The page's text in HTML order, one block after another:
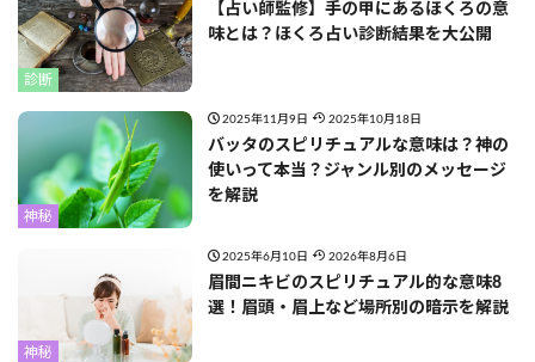
診断
【占い師監修】手の甲にあるほくろの意
味とは？ほくろ占い診断結果を大公開
神秘
2025年11月9日 2025年10月18日
バッタのスピリチュアルな意味は？神の
使いって本当？ジャンル別のメッセージ
を解説
神秘
2025年6月10日 2026年8月6日
眉間ニキビのスピリチュアル的な意味8
選！眉頭・眉上など場所別の暗示を解説